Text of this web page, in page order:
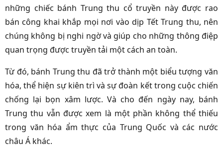
những chiếc bánh Trung thu cổ truyền này được rao
bán công khai khắp mọi nơi vào dịp Tết Trung thu, nên
chúng không bị nghi ngờ và giúp cho những thông điệp
quan trọng được truyền tải một cách an toàn.
Từ đó, bánh Trung thu đã trở thành một biểu tượng văn
hóa, thể hiện sự kiên trì và sự đoàn kết trong cuộc chiến
chống lại bọn xâm lược. Và cho đến ngày nay, bánh
Trung thu vẫn được xem là một phần không thể thiếu
trong văn hóa ẩm thực của Trung Quốc và các nước
châu Á khác.